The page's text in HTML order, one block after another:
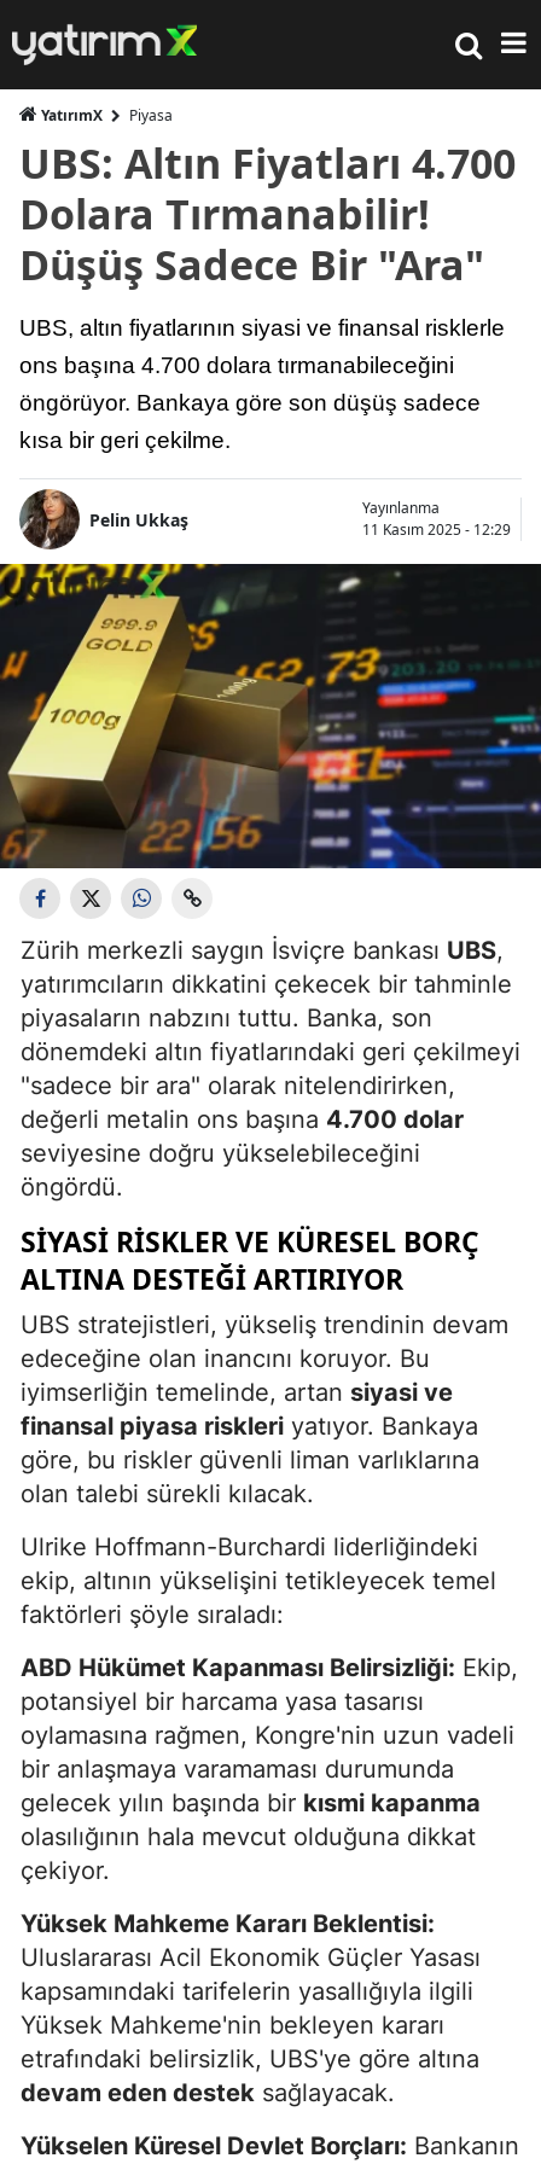
YatırımX Piyasa
UBS: Altın Fiyatları 4.700
Dolara Tırmanabilir!
Düşüş Sadece Bir "Ara"
UBS, altın fiyatlarının siyasi ve finansal risklerle
ons başına 4.700 dolara tırmanabileceğini
öngörüyor. Bankaya göre son düşüş sadece
kısa bir geri çekilme.
Pelin Ukkaş
Yayınlanma
11 Kasım 2025 - 12:29
Zürih merkezli saygın İsviçre bankası UBS,
yatırımcıların dikkatini çekecek bir tahminle
piyasaların nabzını tuttu. Banka, son
dönemdeki altın fiyatlarındaki geri çekilmeyi
"sadece bir ara" olarak nitelendirirken,
değerli metalin ons başına 4.700 dolar
seviyesine doğru yükselebileceğini
öngördü.
SIYASI RISKLER VE KÜRESEL BORÇ
ALTINA DESTEĞI ARTIRIYOR
UBS stratejistleri, yükseliş trendinin devam
edeceğine olan inancını koruyor. Bu
iyimserliğin temelinde, artan siyasi ve
finansal piyasa riskleri yatıyor. Bankaya
göre, bu riskler güvenli liman varlıklarına
olan talebi sürekli kılacak.
Ulrike Hoffmann-Burchardi liderliğindeki
ekip, altının yükselişini tetikleyecek temel
faktörleri şöyle sıraladı:
ABD Hükümet Kapanması Belirsizliği: Ekip,
potansiyel bir harcama yasa tasarısı
oylamasına rağmen, Kongre'nin uzun vadeli
bir anlaşmaya varamaması durumunda
gelecek yılın başında bir kısmi kapanma
olasılığının hala mevcut olduğuna dikkat
çekiyor.
Yüksek Mahkeme Kararı Beklentisi:
Uluslararası Acil Ekonomik Güçler Yasası
kapsamındaki tarifelerin yasallığıyla ilgili
Yüksek Mahkeme'nin bekleyen kararı
etrafındaki belirsizlik, UBS'ye göre altına
devam eden destek sağlayacak.
Yükselen Küresel Devlet Borçları: Bankanın